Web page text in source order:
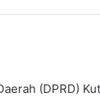
(DPRD)